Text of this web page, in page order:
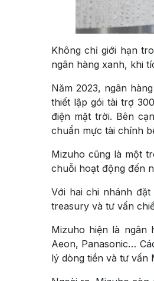
Không chỉ giới hạn
ngân hàng xanh, khi
Năm 2023, ngân
thiết lập gói tài trợ
điện mặt trời. Bên
chuẩn mực tài chính
Mizuho cũng là một
chuỗi hoạt động đến
Với hai chi nhánh
treasury và tư vấn
Mizuho hiện là ngân
Aeon, Panasonic…
lý dòng tiền và tư vấn